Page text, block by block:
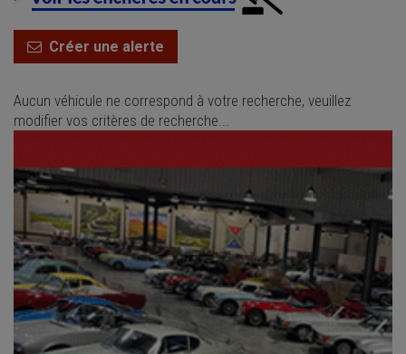
Créer une alerte
Aucun véhicule ne correspond à votre recherche, veuillez
modifier vos critères de recherche...